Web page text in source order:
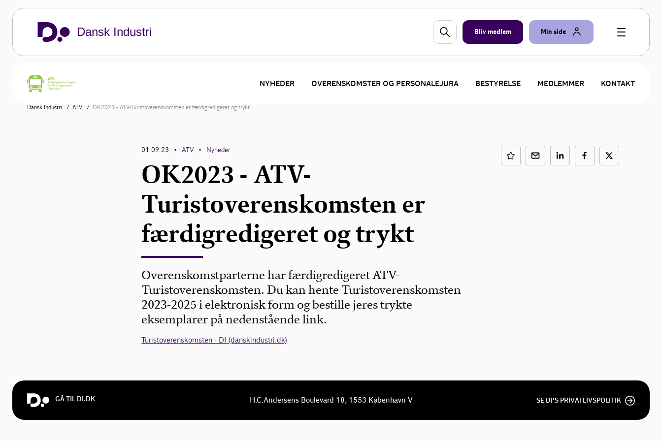
Dansk Industri Bliv medlem Min side
NYHEDER OVERENSKOMSTER OG PERSONALEJURA BESTYRELSE MEDLEMMER KONTAKT
Dansk Industri ATV OK2023 - ATV-Turistoverenskomsten er færdigredigeret og trykt
01.09.23 • ATV • Nyheder
OK2023 - ATV-
Turistoverenskomsten er
færdigredigeret og trykt
Overenskomstparterne har færdigredigeret ATV-
Turistoverenskomsten. Du kan hente Turistoverenskomsten
2023-2025 i elektronisk form og bestille jeres trykte
eksemplarer på nedenstående link.
Turistoverenskomsten - DI (danskindustri.dk)
GÅ TIL DI.DK H.C.Andersens Boulevard 18, 1553 København V SE DI'S PRIVATLIVSPOLITIK